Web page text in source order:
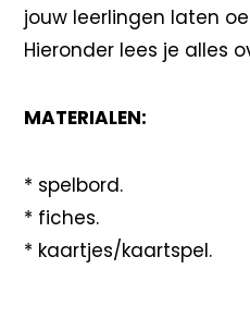
jouw leerlingen laten
Hieronder lees je alles
MATERIALEN:
* spelbord.
* fiches.
* kaartjes/kaartspel.